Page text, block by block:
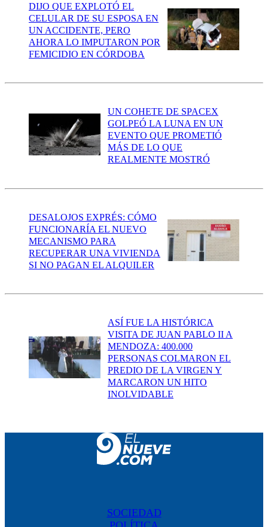
DIJO QUE EXPLOTÓ EL
CELULAR DE SU ESPOSA EN
UN ACCIDENTE, PERO
AHORA LO IMPUTARON POR
FEMICIDIO EN CÓRDOBA
UN COHETE DE SPACEX
GOLPEÓ LA LUNA EN UN
EVENTO QUE PROMETIÓ
MÁS DE LO QUE
REALMENTE MOSTRÓ
DESALOJOS EXPRÉS: CÓMO
FUNCIONARÍA EL NUEVO
MECANISMO PARA
RECUPERAR UNA VIVIENDA
SI NO PAGAN EL ALQUILER
ASÍ FUE LA HISTÓRICA
VISITA DE JUAN PABLO II A
MENDOZA: 400.000
PERSONAS COLMARON EL
PREDIO DE LA VIRGEN Y
MARCARON UN HITO
INOLVIDABLE
SOCIEDAD